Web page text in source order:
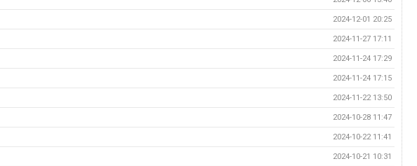
2024-12-01 20:25
2024-11-27 17:11
2024-11-24 17:29
2024-11-24 17:15
2024-11-22 13:50
2024-10-28 11:47
2024-10-22 11:41
2024-10-21 10:31